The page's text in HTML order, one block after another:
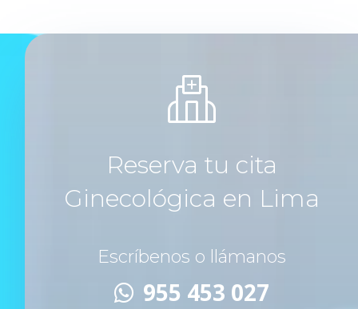
Reserva tu cita
Ginecológica en Lima
Escríbenos o llámanos
955 453 027